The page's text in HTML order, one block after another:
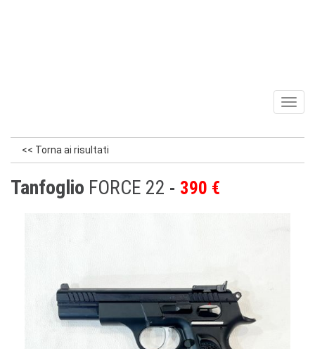
<< Torna ai risultati
Tanfoglio FORCE 22 390 €